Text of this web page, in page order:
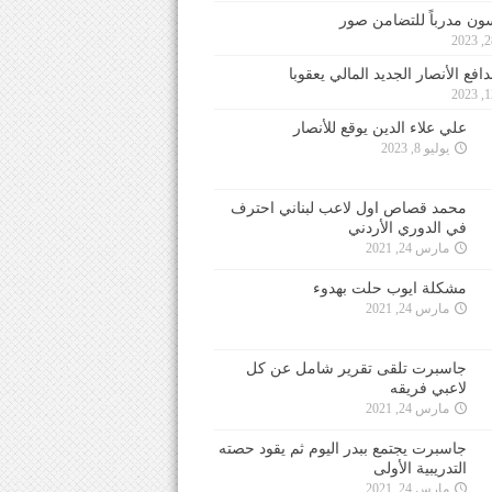
مدرباً للتضامن صور
الأنصار الجديد المالي يعقوبا
علي علاء الدين يوقع للأنصار
يوليو 8, 2023
محمد قصاص اول لاعب لبناني احترف
في الدوري الأردني
مارس 24, 2021
مشكلة ايوب حلت بهدوء
مارس 24, 2021
جاسبرت تلقى تقرير شامل عن كل
لاعبي فريقه
مارس 24, 2021
جاسبرت يجتمع ببدر اليوم ثم يقود حصته
التدريبية الأولى
مارس 24, 2021